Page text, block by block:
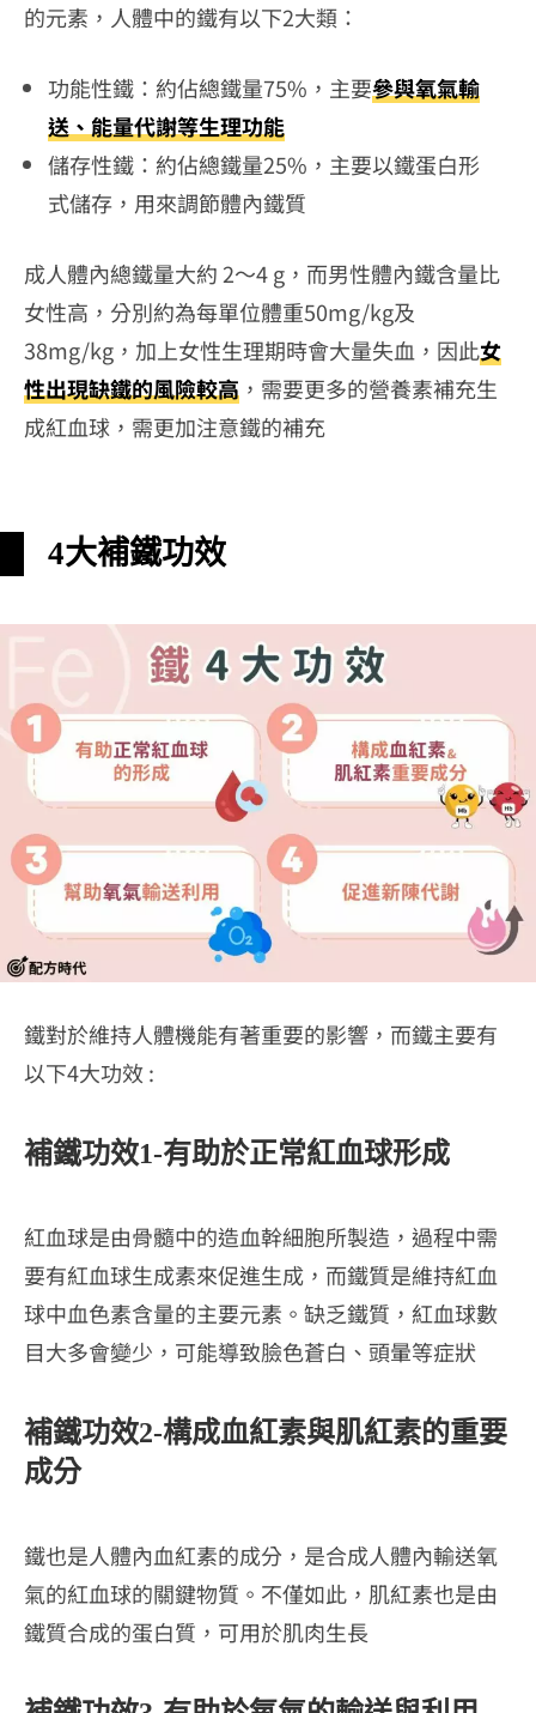
的元素，人體中的鐵有以下2大類：
功能性鐵：約佔總鐵量75%，主要參與氧氣輸
送、能量代謝等生理功能
儲存性鐵：約佔總鐵量25%，主要以鐵蛋白形
式儲存，用來調節體內鐵質
成人體內總鐵量大約 2～4 g，而男性體內鐵含量比
女性高，分別約為每單位體重50mg/kg及
38mg/kg，加上女性生理期時會大量失血，因此女
性出現缺鐵的風險較高 ，需要更多的營養素補充生
成紅血球，需更加注意鐵的補充
4大補鐵功效
鐵對於維持人體機能有著重要的影響，而鐵主要有
以下4大功效 :
補鐵功效1-有助於正常紅血球形成
紅血球是由骨髓中的造血幹細胞所製造，過程中需
要有紅血球生成素來促進生成，而鐵質是維持紅血
球中血色素含量的主要元素。缺乏鐵質，紅血球數
目大多會變少，可能導致臉色蒼白、頭暈等症狀
補鐵功效2-構成血紅素與肌紅素的重要
成分
鐵也是人體內血紅素的成分，是合成人體內輸送氧
氣的紅血球的關鍵物質。不僅如此，肌紅素也是由
鐵質合成的蛋白質，可用於肌肉生長